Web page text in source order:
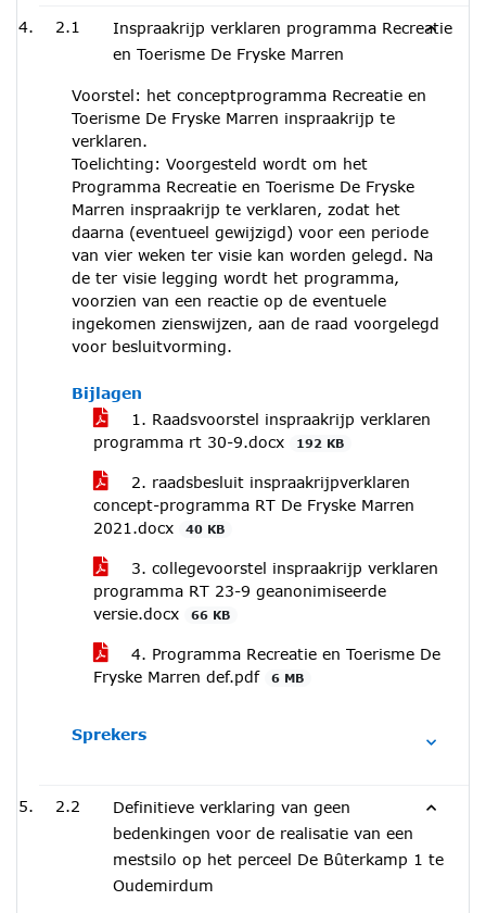
2.1
Inspraakrijp verklaren programma Recreatie
en Toerisme De Fryske Marren
Voorstel: het conceptprogramma Recreatie en
Toerisme De Fryske Marren inspraakrijp te
verklaren.
Toelichting: Voorgesteld wordt om het
Programma Recreatie en Toerisme De Fryske
Marren inspraakrijp te verklaren, zodat het
daarna (eventueel gewijzigd) voor een periode
van vier weken ter visie kan worden gelegd. Na
de ter visie legging wordt het programma,
voorzien van een reactie op de eventuele
ingekomen zienswijzen, aan de raad voorgelegd
voor besluitvorming.
Bijlagen
1. Raadsvoorstel inspraakrijp verklaren
programma rt 30-9.docx
192 KB
2. raadsbesluit inspraakrijpverklaren
concept-programma RT De Fryske Marren
2021.docx
40 KB
3. collegevoorstel inspraakrijp verklaren
programma RT 23-9 geanonimiseerde
versie.docx
66 KB
4. Programma Recreatie en Toerisme De
Fryske Marren def.pdf
6 MB
Sprekers
2.2
Definitieve verklaring van geen
bedenkingen voor de realisatie van een
mestsilo op het perceel De Bûterkamp 1 te
Oudemirdum